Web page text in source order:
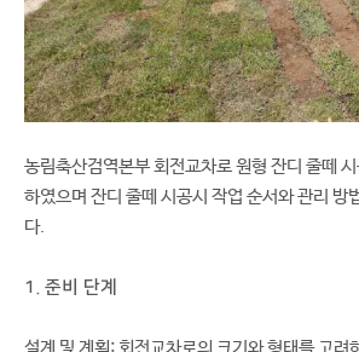
농림축산검역본부 회전교차로 원형 잔디 줄떼
하였으며 잔디 줄떼 시공시 작업 순서와 관리 방
다.
1. 준비 단계
설계 및 계획: 회전교차로의 크기와 형태를 고려